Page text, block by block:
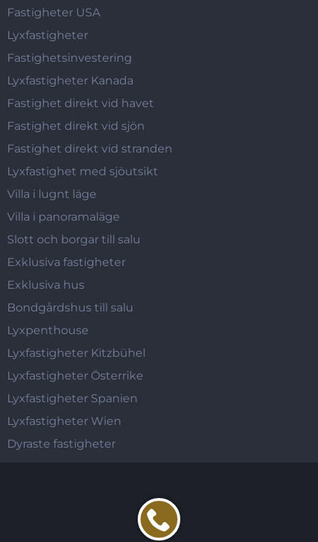
Fastigheter USA
Lyxfastigheter
Fastighetsinvestering
Lyxfastigheter Kanada
Fastighet direkt vid havet
Fastighet direkt vid sjön
Fastighet direkt vid stranden
Lyxfastighet med sjöutsikt
Villa i lugnt läge
Villa i panoramaläge
Slott och borgar till salu
Exklusiva fastigheter
Exklusiva hus
Bondgårdshus till salu
Lyxpenthouse
Lyxfastigheter Kitzbühel
Lyxfastigheter Österrike
Lyxfastigheter Spanien
Lyxfastigheter Wien
Dyraste fastigheter